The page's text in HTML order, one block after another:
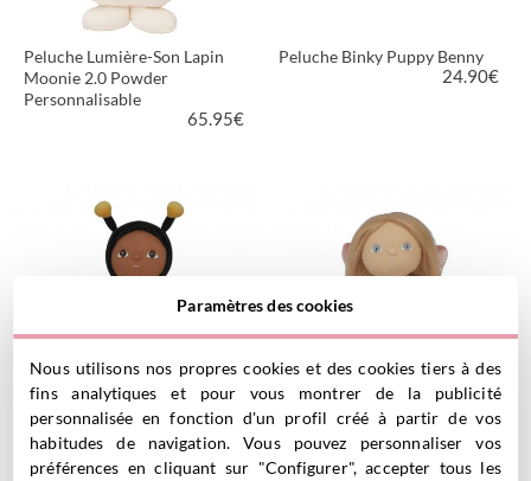
Peluche Lumière-Son Lapin
Moonie 2.0 Powder
Personnalisable
65.95€
Peluche Binky Puppy Benny
24.90€
Poupée Dinky Dinkum Billie
Bumblebee
24.90
Poupée Dinky Dinkum Fairy
Fiona Pink
24.90€
Paramètres des cookies
Nous utilisons nos propres cookies et des cookies tiers à des
fins analytiques et pour vous montrer de la publicité
personnalisée en fonction d'un profil créé à partir de vos
habitudes de navigation. Vous pouvez personnaliser vos
préférences en cliquant sur "Configurer", accepter tous les